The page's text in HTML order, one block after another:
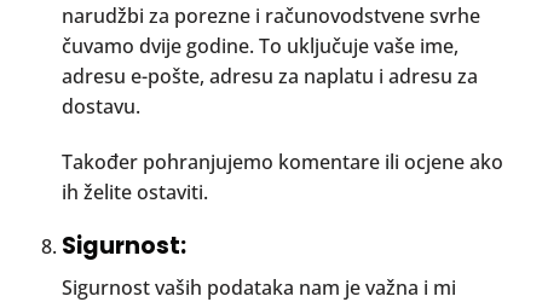
narudžbi za porezne i računovodstvene svrhe
čuvamo dvije godine. To uključuje vaše ime,
adresu e-pošte, adresu za naplatu i adresu za
dostavu.
Također pohranjujemo komentare ili ocjene ako
ih želite ostaviti.
Sigurnost:
Sigurnost vaših podataka nam je važna i mi